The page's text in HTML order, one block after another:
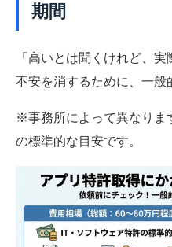
期間
「高いとは聞くけれど、
不安を消するために、一般
※事務所によって異なりま
の標準的な目安です。